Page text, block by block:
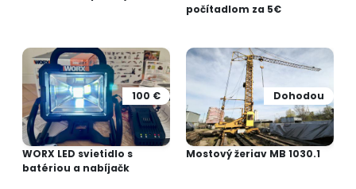
počítadlom za 5€
100 €
WORX LED svietidlo s
batériou a nabíjačk
Dohodou
Mostový žeriav MB 1030.1